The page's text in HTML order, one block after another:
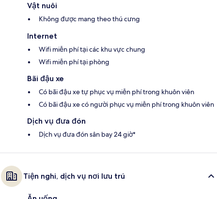
Vật nuôi
Không được mang theo thú cưng
Internet
Wifi miễn phí tại các khu vực chung
Wifi miễn phí tại phòng
Bãi đậu xe
Có bãi đậu xe tự phục vụ miễn phí trong khuôn viên
Có bãi đậu xe có người phục vụ miễn phí trong khuôn viên
Dịch vụ đưa đón
Dịch vụ đưa đón sân bay 24 giờ*
Tiện nghi, dịch vụ nơi lưu trú